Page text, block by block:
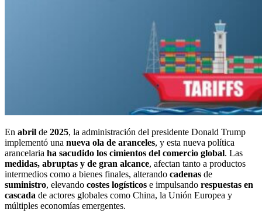
En abril de 2025, la administración del presidente Donald Trump
implementó una nueva ola de aranceles, y esta nueva política
arancelaria ha sacudido los cimientos del comercio global. Las
medidas, abruptas y de gran alcance, afectan tanto a productos
intermedios como a bienes finales, alterando cadenas de
suministro, elevando costes logísticos e impulsando respuestas en
cascada de actores globales como China, la Unión Europea y
múltiples economías emergentes.